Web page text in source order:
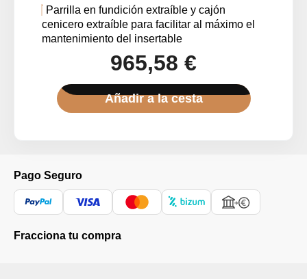
Pago Seguro
Fracciona tu compra
Parrilla en fundición extraíble y cajón
cenicero extraíble para facilitar al máximo el
mantenimiento del insertable
965,58 €
Añadir a la cesta